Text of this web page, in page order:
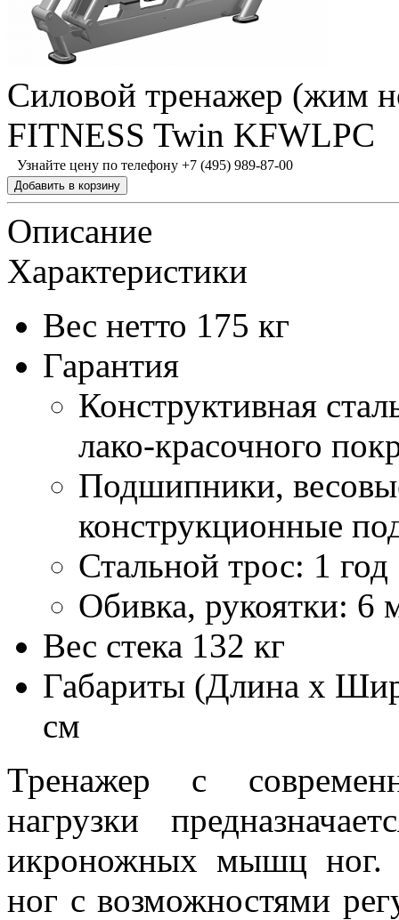
Силовой тренажер (жим
FITNESS Twin KFWLPC
Узнайте цену по телефону +7 (495) 989-87-00
Описание
Характеристики
Вес нетто 175 кг
Гарантия
Конструктивная
лако-красочного
Подшипники,
конструкционные
Стальной трос: 1 год
Обивка, рукоятки: 6
Вес стека 132 кг
Габариты (Длина x
см
Тренажер с
нагрузки
икроножных мышц ног.
ног с возможностями